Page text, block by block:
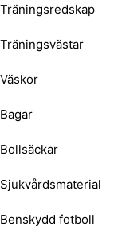
Träningsredskap
Träningsvästar
Väskor
Bagar
Bollsäckar
Sjukvårdsmaterial
Benskydd fotboll